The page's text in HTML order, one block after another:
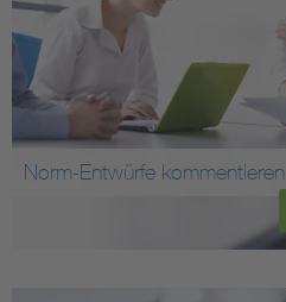
Norm-Entwürfe kommentieren